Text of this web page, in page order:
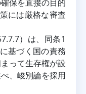
保を直接の目的
には厳格な審査
）は、同条1
基づく国の責務
って生存権が設
、峻別論を採用